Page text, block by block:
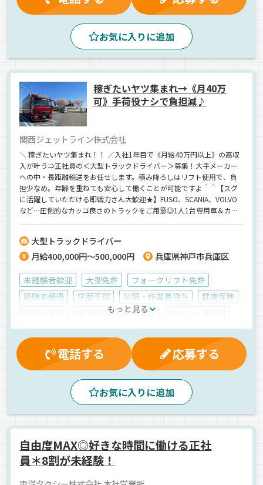
夜 真夜中
長距離
カスタム・デコOK
コンテナ
バックアイモニター装備
ドライブレコーダー
ジョロダー・ジョルダー
エアサス
カーナビ搭載
中距離
1人1台専用車 食品 ウィング車 正社員
お気に入りに追加
稼ぎたいヤツ集まれ→《月40万
可》手荷役ナシで負担減♪
関西ジェットライン株式会社
＼ 稼ぎたいヤツ集まれ！！ ／入社1年目で《月給40万円以上》の高収
入が叶う⇒正社員の＜大型トラックドライバー＞募集！大手メーカー
への中・長距離輸送をお任せします。積み降ろしはリフト使用で、負
担少なめ。年齢を重ねても安心して働くことが可能ですよ＾＾【スグ
に活躍していただける即戦力さん大歓迎★】FUSO、SCANIA、VOLVO
など…圧倒的なカッコ良さのトラックをご用意◎1人1台専用車＆カス
大型トラックドライバー
月給400,000円～500,000円
兵庫県神戸市兵庫区
未経験者歓迎 大型免許
フォークリフト免許
経験者優遇
学歴不問 制服・作業着貸与
健康保険
雇用保険 残業手当
厚生年金
休日出勤割増金 交通費支給
労災保険
大型連休 有給休暇 夜
朝
真夜中
1人1台専用車
カーナビ搭載
ジョロダー・ジョルダー
バックアイモニター装備
ドライブレコーダー
カスタム・デコOK
エアサス
中距離 AT可 長距離
食品
ウィング車
正社員
もっと見る
電話する 応募する
お気に入りに追加
自由度MAX◎好きな時間に働ける正社
員＊8割が未経験！